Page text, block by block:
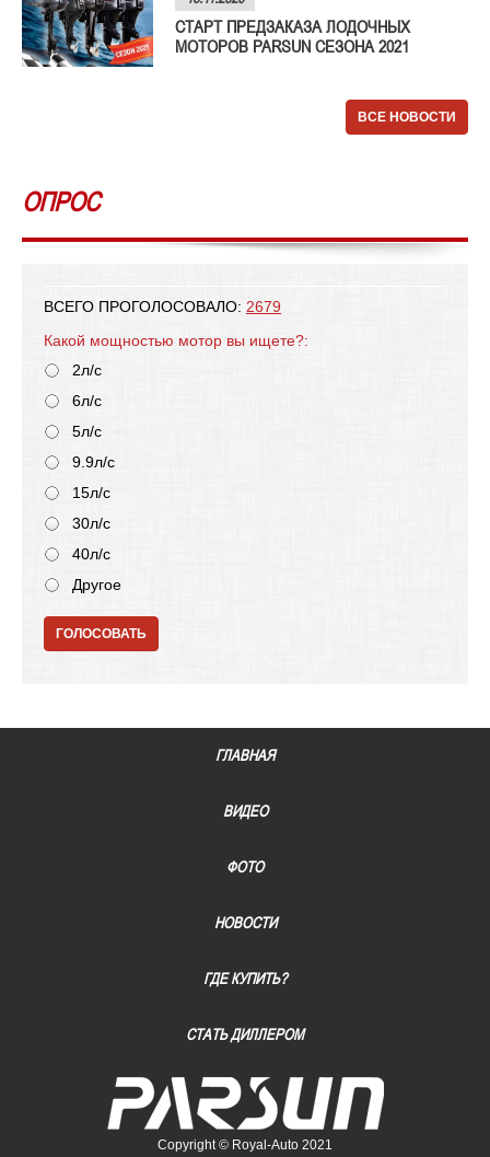
СТАРТ ПРЕДЗАКАЗА ЛОДОЧНЫХ
МОТОРОВ PARSUN СЕЗОНА 2021
ВСЕ НОВОСТИ
ОПРОС
ВСЕГО ПРОГОЛОСОВАЛО: 2679
Какой мощностью мотор вы ищете?:
2л/с
6л/с
5л/с
9.9л/с
15л/с
30л/с
40л/с
Другое
ГОЛОСОВАТЬ
ГЛАВНАЯ
ВИДЕО
ФОТО
НОВОСТИ
ГДЕ КУПИТЬ?
СТАТЬ ДИЛЛЕРОМ
Copyright © Royal-Auto 2021